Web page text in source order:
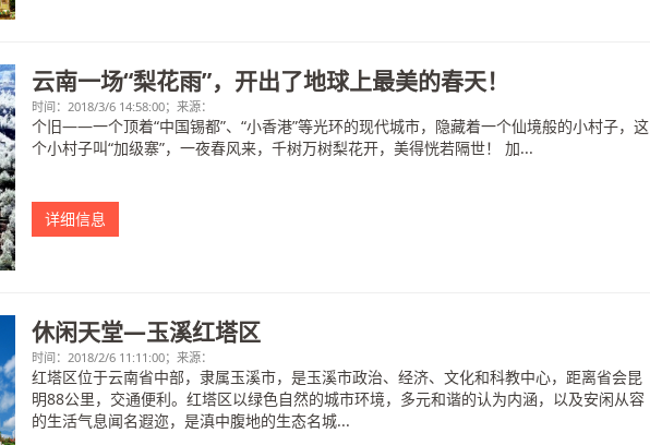
云南一场“梨花雨”，开出了地球上最美的春天！
时间：2018/3/6 14:58:00；来源：
个旧——一个顶着“中国锡都”、“小香港”等光环的现代城市，隐藏着一个仙境般的小村子，这
个小村子叫“加级寨”，一夜春风来，千树万树梨花开，美得恍若隔世！ 加...
详细信息
休闲天堂—玉溪红塔区
时间：2018/2/6 11:11:00；来源：
红塔区位于云南省中部，隶属玉溪市，是玉溪市政治、经济、文化和科教中心，距离省会昆
明88公里，交通便利。红塔区以绿色自然的城市环境，多元和谐的认为内涵，以及安闲从容
的生活气息闻名遐迩，是滇中腹地的生态名城...